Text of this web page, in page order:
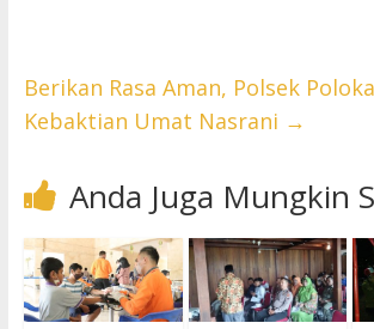
Berikan Rasa Aman, Polsek
Kebaktian Umat Nasrani →
Anda Juga Mungkin